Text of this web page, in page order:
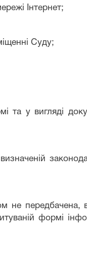
Інтернет;
Суду;
у вигляді
не передбачена,
формі